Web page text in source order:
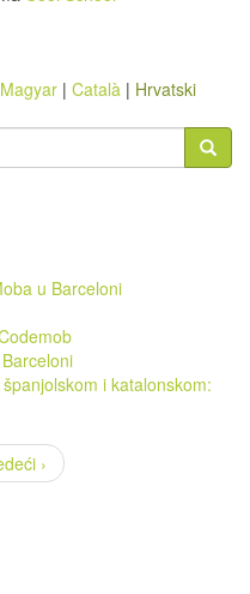
Magyar Català Hrvatski
u Barceloni
i katalonskom:
›